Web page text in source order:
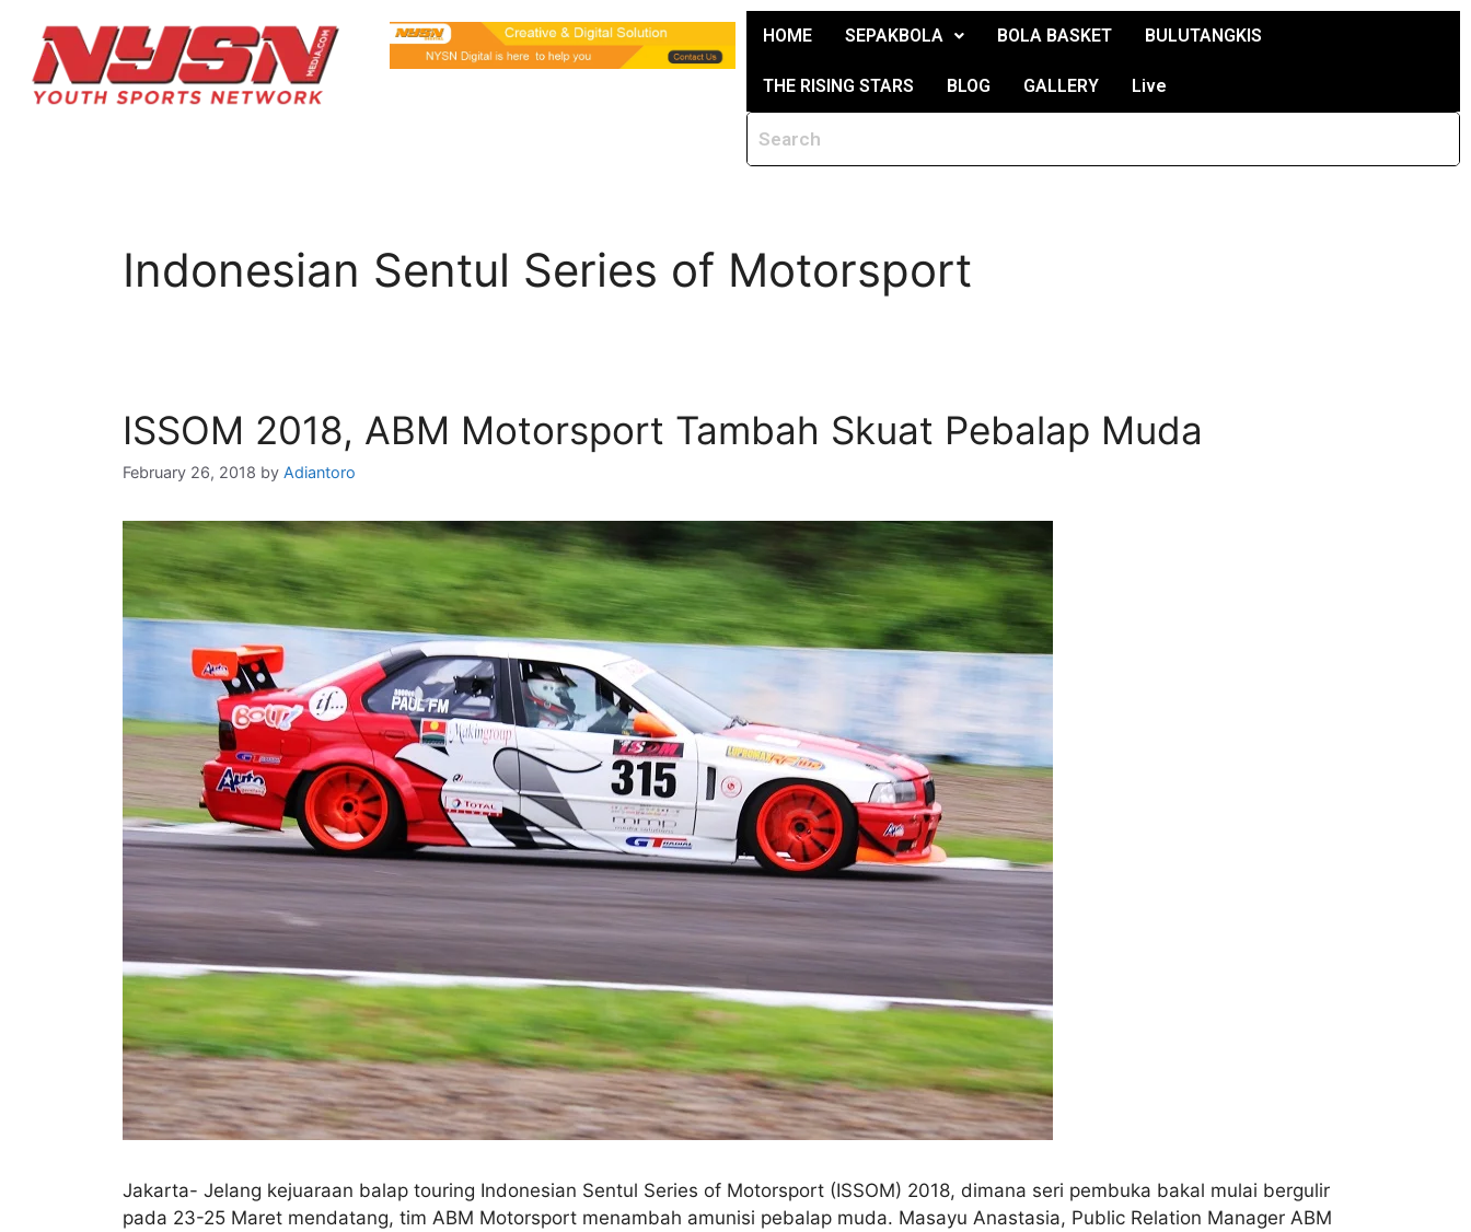
HOME SEPAKBOLA BOLA BASKET BULUTANGKIS
THE RISING STARS BLOG GALLERY Live
Indonesian Sentul Series of Motorsport
ISSOM 2018, ABM Motorsport Tambah Skuat Pebalap Muda
February 26, 2018 by Adiantoro
Jakarta- Jelang kejuaraan balap touring Indonesian Sentul Series of Motorsport (ISSOM) 2018, dimana seri pembuka bakal mulai bergulir
pada 23-25 Maret mendatang, tim ABM Motorsport menambah amunisi pebalap muda. Masayu Anastasia, Public Relation Manager ABM